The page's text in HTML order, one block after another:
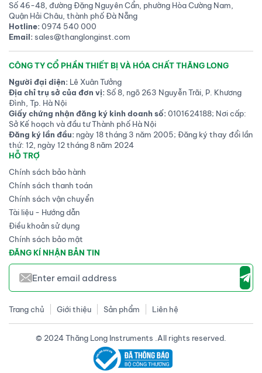
Số 46-48, đường Đặng Nguyên Cẩn, phường Hòa Cường Nam,
Quận Hải Châu, thành phố Đà Nẵng
Hotline:0974 540 000
Email:sales@thanglonginst.com
CÔNG TY CỔ PHẦN THIẾT BỊ VÀ HÓA CHẤT THĂNG LONG
Người đại diện: Lê Xuân Tưởng
Địa chỉ trụ sở của đơn vị:Số 8, ngõ 263 Nguyễn Trãi, P. Khương
Đình, Tp. Hà Nội
Giấy chứng nhận đăng ký kinh doanh số:0101624188; Nơi cấp:
Sở Kế hoạch và đầu tư Thành phố Hà Nội
Đăng ký lần đầu: ngày 18 tháng 3 năm 2005; Đăng ký thay đổi lần
thứ: 12, ngày 12 tháng 8 năm 2024
HỖ TRỢ
Chính sách bảo hành
Chính sách thanh toán
Chính sách vận chuyển
Tài liệu - Hướng dẫn
Điều khoản sử dụng
Chính sách bảo mật
ĐĂNG KÍ NHẬN BẢN TIN
Trang chủ Giới thiệu Sản phẩm Liên hệ
© 2024 Thăng Long Instruments .All rights reserved.